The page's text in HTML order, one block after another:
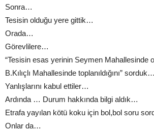
Sonra…
Tesisin olduğu yere gittik…
Orada…
Görevlilere…
“Tesisin esas yerinin Seymen Mahallesinde
B.Kılıçlı Mahallesinde toplanıldığını” sorduk…
Yanlışlarını kabul ettiler…
Ardında … Durum hakkında bilgi aldık…
Etrafa yayılan kötü koku için bol,bol soru
Onlar da…